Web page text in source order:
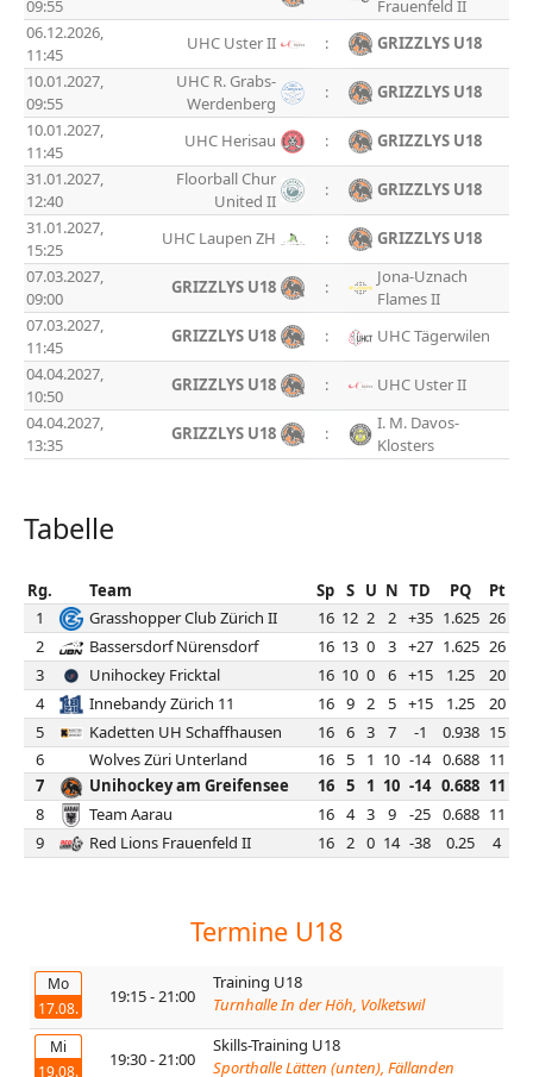
09:55
Frauenfeld II
06.12.2026,
11:45
UHC Uster II :
GRIZZLYS U18
10.01.2027,
09:55
UHC R. Grabs-
Werdenberg
:
GRIZZLYS U18
10.01.2027,
11:45
UHC Herisau :
GRIZZLYS U18
31.01.2027,
12:40
Floorball Chur
United II
:
GRIZZLYS U18
31.01.2027,
15:25
UHC Laupen ZH :
GRIZZLYS U18
07.03.2027,
09:00
GRIZZLYS U18 :
Jona-Uznach
Flames II
07.03.2027,
11:45
GRIZZLYS U18 :
UHC Tägerwilen
04.04.2027,
10:50
GRIZZLYS U18 :
UHC Uster II
04.04.2027,
13:35
GRIZZLYS U18 :
I. M. Davos-
Klosters
Tabelle
Rg. Team Sp S U N TD PQ
Pt
1
Grasshopper Club Zürich II 16 12 2 2 +35 1.625 26
2
Bassersdorf Nürensdorf 16 13 0 3 +27 1.625 26
3
Unihockey Fricktal 16 10 0 6 +15 1.25
20
4
Innebandy Zürich 11 16 9 2 5 +15 1.25
20
5
Kadetten UH Schaffhausen 16 6 3 7 -1 0.938 15
6
Wolves Züri Unterland 16 5 1 10 -14 0.688 11
7
Unihockey am Greifensee 16 5 1 10 -14 0.688 11
8
Team Aarau 16 4 3 9 -25 0.688 11
9
Red Lions Frauenfeld II 16 2 0 14 -38 0.25 4
Termine U18
Mo
17.08.
19:15 - 21:00
Training U18
Turnhalle In der Höh, Volketswil
Mi
19.08.
19:30 - 21:00
Skills-Training U18
Sporthalle Lätten (unten), Fällanden